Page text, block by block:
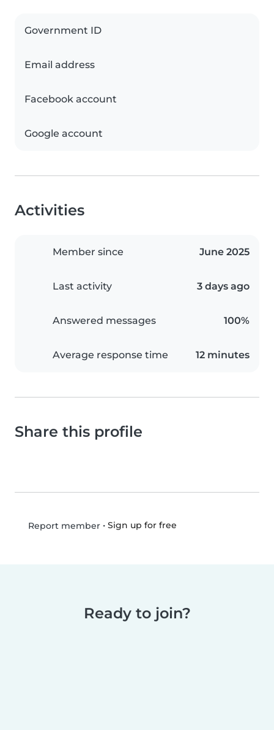
Government ID
Email address
Facebook account
Google account
Activities
Member since June 2025
Last activity 3 days ago
Answered messages 100%
Average response time 12 minutes
Share this profile
Report member• Sign up for free
Ready to join?